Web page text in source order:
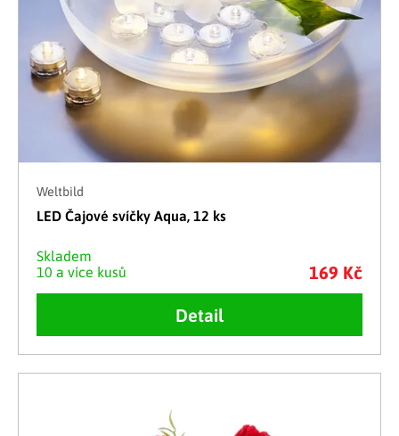
Weltbild
LED Čajové svíčky Aqua, 12 ks
Skladem
10 a více kusů
169 Kč
Detail